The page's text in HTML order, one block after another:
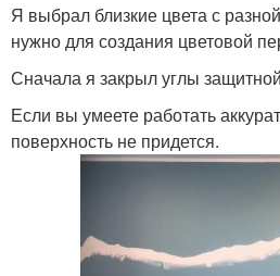
Я выбрал близкие цвета с
нужно для создания цветовой
Сначала я закрыл углы
Если вы умеете работать
поверхность не придется.